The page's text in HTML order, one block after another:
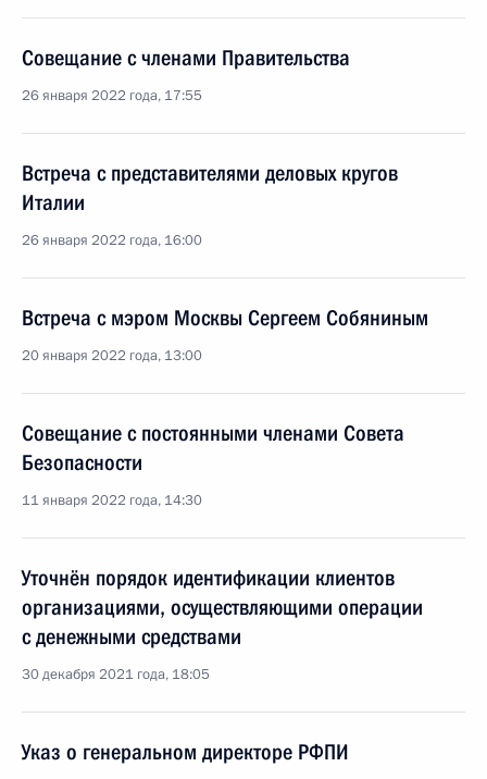
Совещание с членами Правительства
26 января 2022 года, 17:55
Встреча с представителями деловых кругов
Италии
26 января 2022 года, 16:00
Встреча с мэром Москвы Сергеем Собяниным
20 января 2022 года, 13:00
Совещание с постоянными членами Совета
Безопасности
11 января 2022 года, 14:30
Уточнён порядок идентификации клиентов
организациями, осуществляющими операции
с денежными средствами
30 декабря 2021 года, 18:05
Указ о генеральном директоре РФПИ